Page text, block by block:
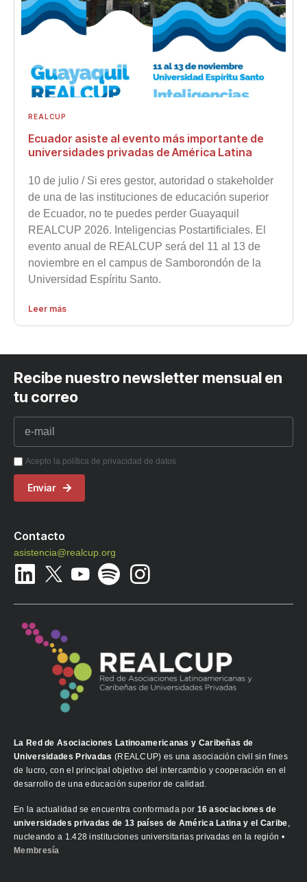
REALCUP
Ecuador asiste al evento más importante de
universidades privadas de América Latina
10 de julio / Si eres gestor, autoridad o stakeholder
de una de las instituciones de educación superior
de Ecuador, no te puedes perder Guayaquil
REALCUP 2026. Inteligencias Postartificiales. El
evento anual de REALCUP será del 11 al 13 de
noviembre en el campus de Samborondón de la
Universidad Espíritu Santo.
Leer más
Recibe nuestro newsletter mensual en
tu correo
Acepto la política de privacidad de datos
Enviar
Contacto
asistencia@realcup.org
La Red de Asociaciones Latinoamericanas y Caribeñas de
Universidades Privadas (REALCUP) es una asociación civil sin fines
de lucro, con el principal objetivo del intercambio y cooperación en el
desarrollo de una educación superior de calidad.
En la actualidad se encuentra conformada por 16 asociaciones de
universidades privadas de 13 países de América Latina y el Caribe
nucleando a 1.428 instituciones universitarias privadas en la región •
Membresía